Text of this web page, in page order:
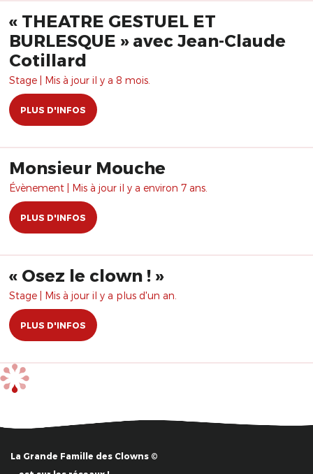
« THEATRE GESTUEL ET
BURLESQUE » avec Jean-Claude
Cotillard
Stage | Mis à jour il y a 8 mois.
PLUS D'INFOS
Monsieur Mouche
Évènement | Mis à jour il y a environ 7 ans.
PLUS D'INFOS
​« Osez le clown ! »
Stage | Mis à jour il y a plus d'un an.
PLUS D'INFOS
La Grande Famille des Clowns ©